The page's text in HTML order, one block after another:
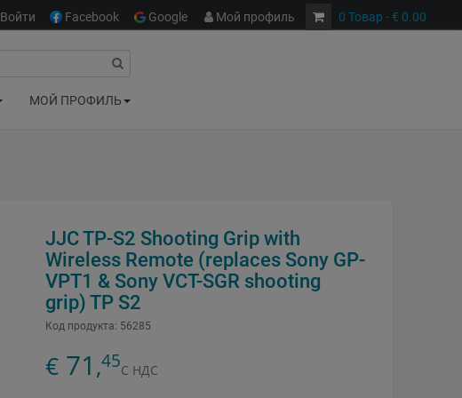
0 Товар - € 0.00
Войти Facebook Google Мой профиль
МОЙ ПРОФИЛЬ
JJC TP-S2 Shooting Grip with
Wireless Remote (replaces Sony GP-
VPT1 & Sony VCT-SGR shooting
grip) TP S2
Код продукта: 56285
€ 71 ,45С НДС